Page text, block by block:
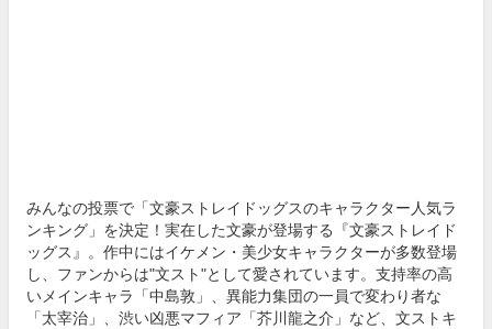
みんなの投票で「文豪ストレイドッグスのキャラクター人気ラ
ンキング」を決定！実在した文豪が登場する『文豪ストレイド
ッグス』。作中にはイケメン・美少女キャラクターが多数登場
し、ファンからは"文スト"として愛されています。支持率の高
いメインキャラ「中島敦」、異能力集団の一員で変わり者な
「太宰治」、渋い凶悪マフィア「芥川龍之介」など、文ストキ